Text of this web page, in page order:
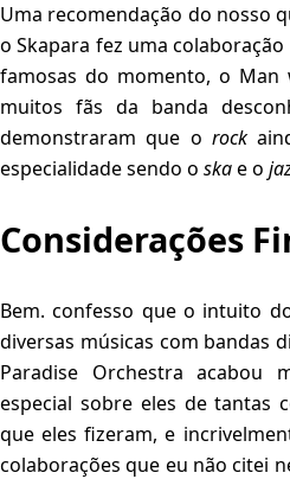
Uma recomendação do nosso
o Skapara fez uma
famosas do momento, o Man
muitos fãs da banda
demonstraram que o rock
especialidade sendo o skae o
Considerações
Bem. confesso que o intuito
diversas músicas com bandas
Paradise Orchestra
especial sobre eles de tantas
que eles fizeram, e
colaborações que eu não citei